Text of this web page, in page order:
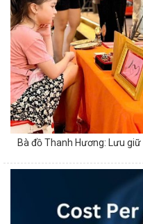
Bà đồ Thanh Hương: Lưu